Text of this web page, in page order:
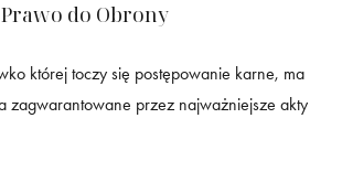
do Obrony
której toczy się postępowanie karne, ma
zagwarantowane przez najważniejsze akty